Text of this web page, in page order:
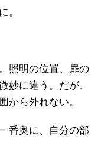
。
照明の位置、扉の
妙に違う。だが、
から外れない。
番奥に、自分の部